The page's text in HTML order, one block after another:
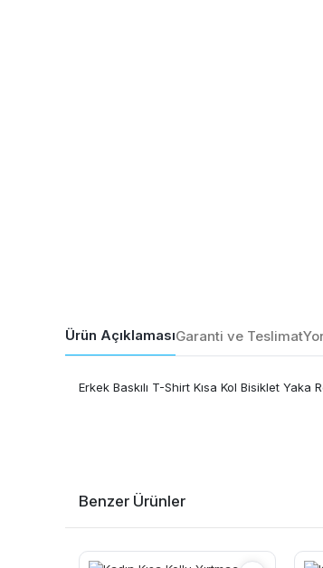
Ürün AçıklamasıGaranti ve Teslimat
Erkek Baskılı T-Shirt Kısa Kol Bisiklet
Benzer Ürünler